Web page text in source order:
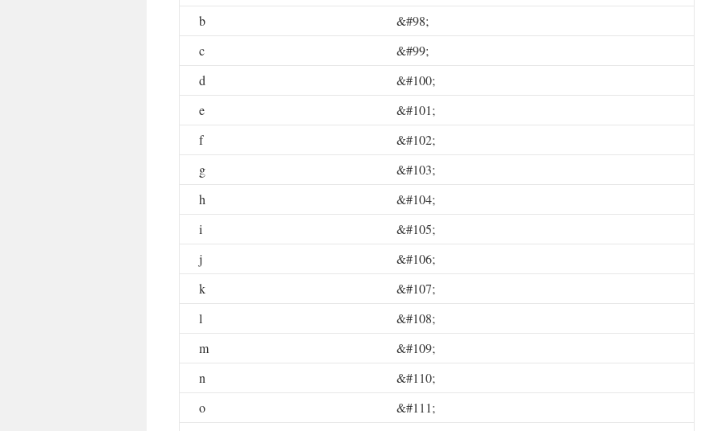
b
&#98;
c
&#99;
d
&#100;
e
&#101;
f
&#102;
g
&#103;
h
&#104;
i
&#105;
j
&#106;
k
&#107;
l
&#108;
m
&#109;
n
&#110;
o
&#111;